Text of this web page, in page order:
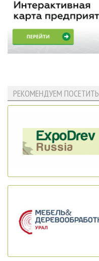
РЕКОМЕНДУЕМ ПОСЕТИТЬ